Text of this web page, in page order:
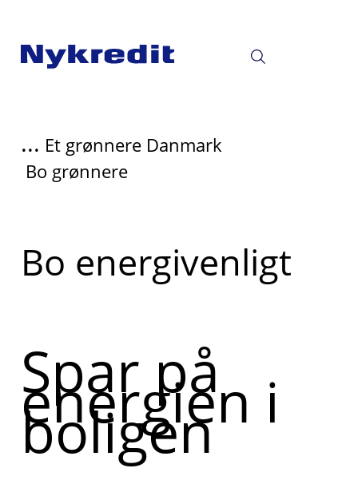
... Et grønnere Danmark
Bo grønnere
Read
more
Bo energivenligt
Spar på
energien i
boligen